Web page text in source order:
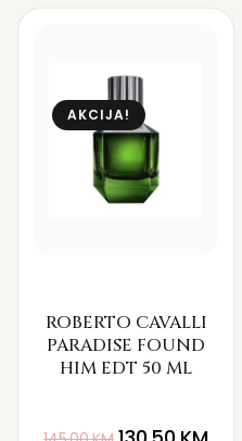
AKCIJA!
ROBERTO CAVALLI
PARADISE FOUND
HIM EDT 50 ML